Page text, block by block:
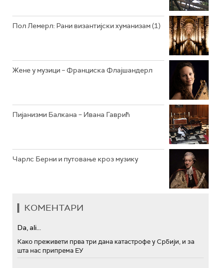
Пол Лемерл: Рани византијски хуманизам (1)
Жене у музици – Франциска Флајшандерл
Пијанизми Балкана – Ивана Гаврић
Чарлс Берни и путовање кроз музику
КОМЕНТАРИ
Da, ali...
Како преживети прва три дана катастрофе у Србији, и за
шта нас припрема ЕУ